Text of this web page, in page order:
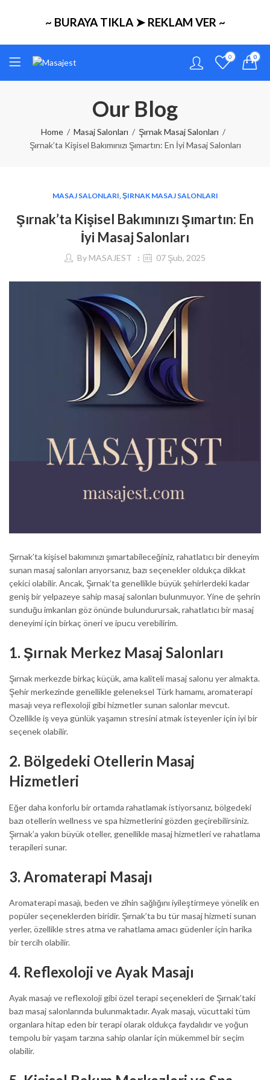
~ BURAYA TIKLA ➤ REKLAM VER ~
0 0
Our Blog
Home Masaj Salonları
Şırnak Masaj Salonları
Şırnak’ta Kişisel Bakımınızı Şımartın: En İyi Masaj Salonları
MASAJ SALONLARI,ŞIRNAK MASAJ SALONLARI
Şırnak’ta Kişisel Bakımınızı Şımartın: En
İyi Masaj Salonları
By MASAJEST 07 Şub, 2025
Şırnak’ta kişisel bakımınızı şımartabileceğiniz, rahatlatıcı bir deneyim
sunan masaj salonları arıyorsanız, bazı seçenekler oldukça dikkat
çekici olabilir. Ancak, Şırnak’ta genellikle büyük şehirlerdeki kadar
geniş bir yelpazeye sahip masaj salonları bulunmuyor. Yine de şehrin
sunduğu imkanları göz önünde bulundurursak, rahatlatıcı bir masaj
deneyimi için birkaç öneri ve ipucu verebilirim.
1. Şırnak Merkez Masaj Salonları
Şırnak merkezde birkaç küçük, ama kaliteli masaj salonu yer almakta.
Şehir merkezinde genellikle geleneksel Türk hamamı, aromaterapi
masajı veya reflexoloji gibi hizmetler sunan salonlar mevcut.
Özellikle iş veya günlük yaşamın stresini atmak isteyenler için iyi bir
seçenek olabilir.
2. Bölgedeki Otellerin Masaj
Hizmetleri
Eğer daha konforlu bir ortamda rahatlamak istiyorsanız, bölgedeki
bazı otellerin wellness ve spa hizmetlerini gözden geçirebilirsiniz.
Şırnak’a yakın büyük oteller, genellikle masaj hizmetleri ve rahatlama
terapileri sunar.
3. Aromaterapi Masajı
Aromaterapi masajı, beden ve zihin sağlığını iyileştirmeye yönelik en
popüler seçeneklerden biridir. Şırnak’ta bu tür masaj hizmeti sunan
yerler, özellikle stres atma ve rahatlama amacı güdenler için harika
bir tercih olabilir.
4. Reflexoloji ve Ayak Masajı
Ayak masajı ve reflexoloji gibi özel terapi seçenekleri de Şırnak’taki
bazı masaj salonlarında bulunmaktadır. Ayak masajı, vücuttaki tüm
organlara hitap eden bir terapi olarak oldukça faydalıdır ve yoğun
tempolu bir yaşam tarzına sahip olanlar için mükemmel bir seçim
olabilir.